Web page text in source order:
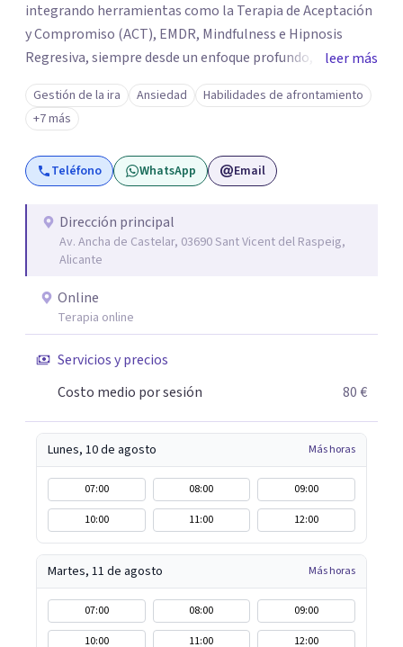
integrando herramientas como la Terapia de Aceptación
y Compromiso (ACT), EMDR, Mindfulness e Hipnosis
Regresiva, siempre desde un enfoque profundo,
respetuoso y adaptado a cada persona. También
acompaño procesos de crecimiento personal y terapia
del alma orientados al trabajo emocional, la búsqueda de
sentido, el autoconocimiento y la conexión interior. Mi
objetivo es ayudar a las personas a comprenderse mejor,
necesarios para vivir con mayor equilibrio y plenitud.
leer más
Gestión de la ira Ansiedad
Habilidades de afrontamiento
+7 más
Teléfono WhatsApp Email
Dirección principal
Av. Ancha de Castelar, 03690 Sant Vicent del Raspeig,
Alicante
Online
Terapia online
Servicios y precios
Costo medio por sesión
80 €
Lunes, 10 de agosto Más horas
07:00 08:00
09:00
10:00
11:00 12:00
Martes, 11 de agosto Más horas
07:00 08:00
09:00
10:00
11:00 12:00